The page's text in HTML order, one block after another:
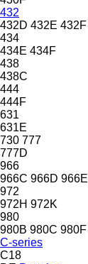
432
432D 432E 432F
434
434E 434F
438
438C
444
444F
631
631E
730 777
777D
966
966C 966D 966E
972
972H 972K
980
980B 980C 980F
C-series
C18